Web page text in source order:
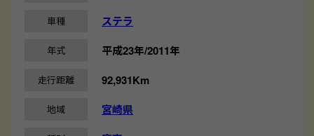
車種 ステラ
年式 平成23年/2011年
走行距離 92,931Km
地域 宮崎県